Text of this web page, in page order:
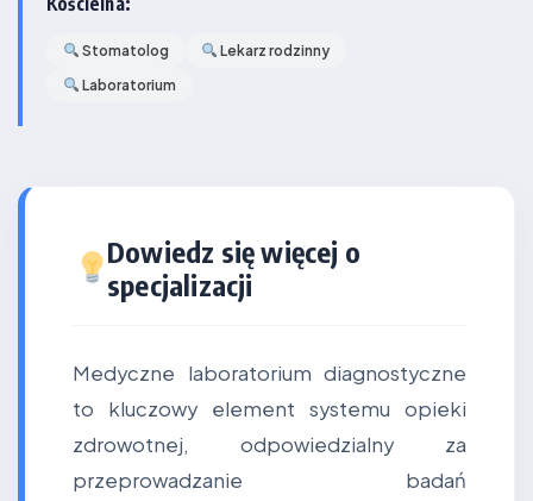
Stomatolog
Lekarz rodzinny
Laboratorium
Dowiedz się więcej o
specjalizacji
Medyczne laboratorium diagnostyczne
to kluczowy element systemu opieki
zdrowotnej, odpowiedzialny za
przeprowadzanie badań